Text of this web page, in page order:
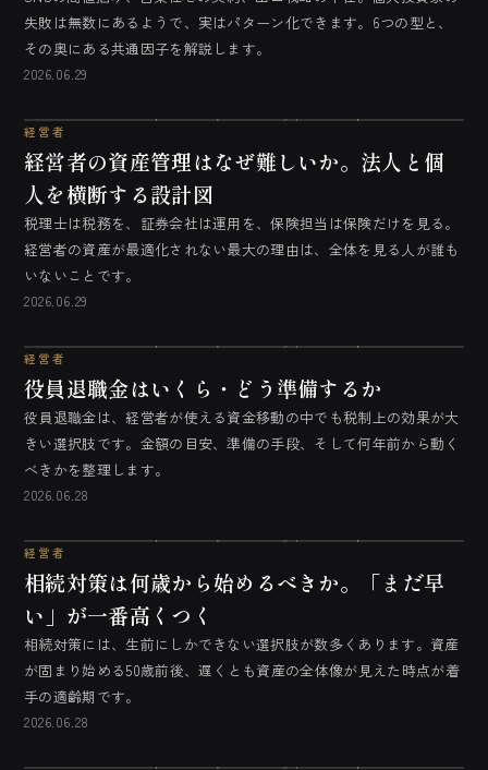
失敗は無数にあるようで、実はパターン化できます。6つの型と、
その奥にある共通因子を解説します。
2026.06.29
経営者
経営者の資産管理はなぜ難しいか。法人と個
人を横断する設計図
税理士は税務を、証券会社は運用を、保険担当は保険だけを見る。
経営者の資産が最適化されない最大の理由は、全体を見る人が誰も
いないことです。
2026.06.29
経営者
役員退職金はいくら・どう準備するか
役員退職金は、経営者が使える資金移動の中でも税制上の効果が大
きい選択肢です。金額の目安、準備の手段、そして何年前から動く
べきかを整理します。
2026.06.28
経営者
相続対策は何歳から始めるべきか。「まだ早
い」が一番高くつく
相続対策には、生前にしかできない選択肢が数多くあります。資産
が固まり始める50歳前後、遅くとも資産の全体像が見えた時点が着
手の適齢期です。
2026.06.28